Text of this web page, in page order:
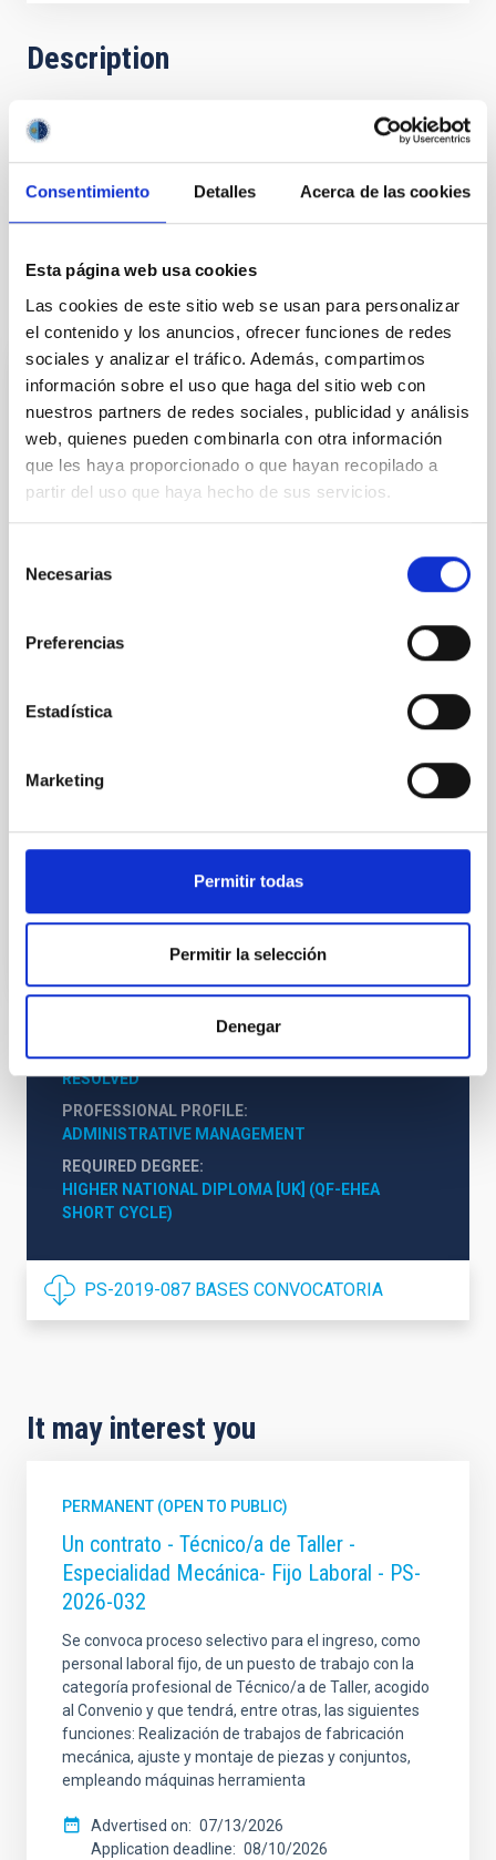
Consentimiento Detalles Acerca de las cookies
Esta página web usa cookies
Las cookies de este sitio web se usan para personalizar
el contenido y los anuncios, ofrecer funciones de redes
sociales y analizar el tráfico. Además, compartimos
información sobre el uso que haga del sitio web con
nuestros partners de redes sociales, publicidad y análisis
web, quienes pueden combinarla con otra información
que les haya proporcionado o que hayan recopilado a
partir del uso que haya hecho de sus servicios.
Necesarias
Preferencias
Estadística
Marketing
Permitir todas
Permitir la selección
Denegar
Description
RESOLUCIÓN del Director del Instituto de Astrofísica de
Canarias por la que se convoca proceso selectivo para el
ingreso, como personal laboral fijo, de un puesto de trabajo con
Selection tribunal
Sra.
Fernández Fuarros
Instituto de Astrofísica de
Ms. Nieves Gloria Pérez Pérez
Instituto de Astrofísica de Canarias (IAC)
Subjefe/a Administrativo/a
STATE
RESOLVED
PROFESSIONAL PROFILE
ADMINISTRATIVE MANAGEMENT
REQUIRED DEGREE
HIGHER NATIONAL DIPLOMA [UK] (QF-EHEA
SHORT CYCLE)
PS-2019-087 BASES CONVOCATORIA
It may interest you
PERMANENT (OPEN TO PUBLIC)
Un contrato - Técnico/a de Taller -
Especialidad Mecánica- Fijo Laboral - PS-
2026-032
Se convoca proceso selectivo para el ingreso, como
personal laboral fijo, de un puesto de trabajo con la
categoría profesional de Técnico/a de Taller, acogido
al Convenio y que tendrá, entre otras, las siguientes
funciones: Realización de trabajos de fabricación
mecánica, ajuste y montaje de piezas y conjuntos,
empleando máquinas herramienta
Advertised on
07/13/2026
Application deadline
08/10/2026